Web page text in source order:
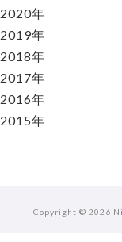
2020年
2019年
2018年
2017年
2016年
2015年
Copyright © 2026